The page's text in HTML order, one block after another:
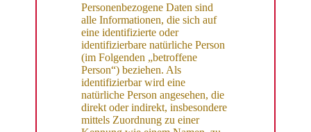
Personenbezogene Daten sind
alle Informationen, die sich auf
eine identifizierte oder
identifizierbare natürliche Person
(im Folgenden „betroffene
Person“) beziehen. Als
identifizierbar wird eine
natürliche Person angesehen, die
direkt oder indirekt, insbesondere
mittels Zuordnung zu einer